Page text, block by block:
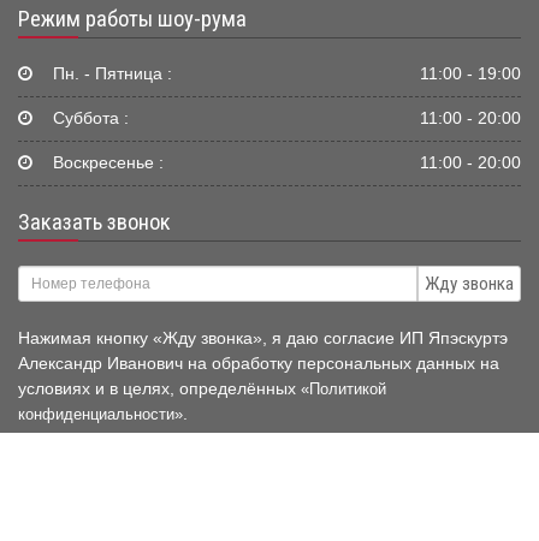
Режим работы шоу-рума
Пн. - Пятница : 11:00 - 19:00
Суббота : 11:00 - 20:00
Воскресенье : 11:00 - 20:00
Заказать звонок
Жду звонка
Нажимая кнопку «Жду звонка», я даю согласие ИП Япэскуртэ
Александр Иванович на обработку персональных данных на
условиях и в целях, определённых «Политикой
конфиденциальности».